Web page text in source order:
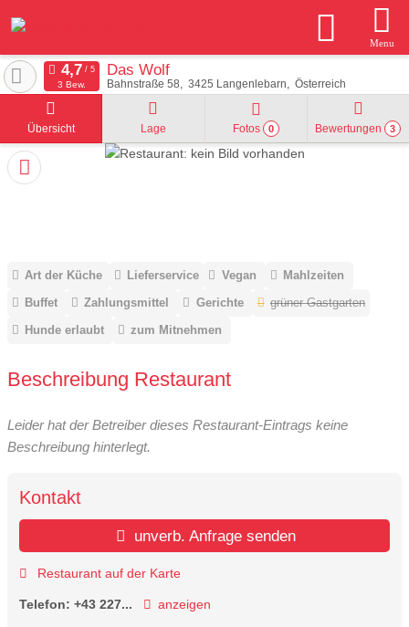
Menu
Das Wolf
Bahnstraße 58 3425 Langenlebarn Österreich
3 Bew.
Übersicht Lage Fotos 0 Bewertungen 3
Art der Küche Lieferservice Vegan
Mahlzeiten
Buffet
Zahlungsmittel Gerichte
grüner Gastgarten
Hunde erlaubt
zum Mitnehmen
Beschreibung Restaurant
Leider hat der Betreiber dieses Restaurant-Eintrags keine
Beschreibung hinterlegt.
Kontakt
unverb. Anfrage senden
Restaurant auf der Karte
Telefon: +43 227... anzeigen